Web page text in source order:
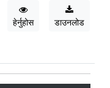
हेर्नुहोस डाउनलोड